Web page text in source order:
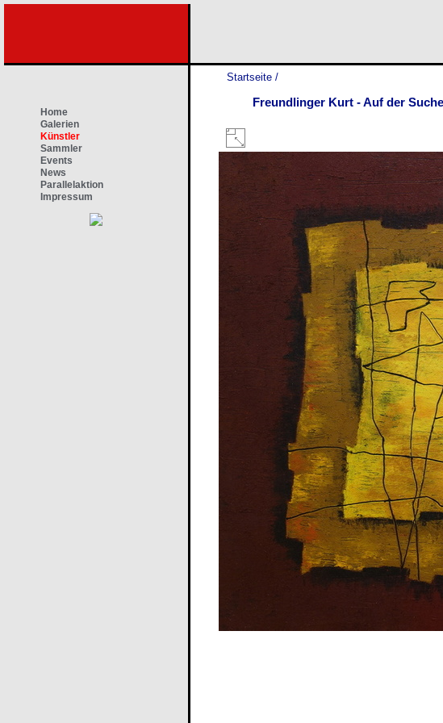
Home
Galerien
Künstler
Sammler
Events
News
Parallelaktion
Impressum
Startseite /
Freundlinger Kurt - Auf der